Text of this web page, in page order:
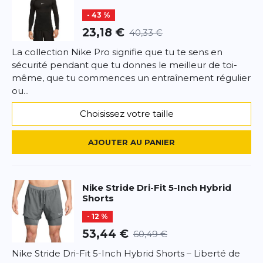
% élasthanne Tissu élastique : 75 % polyester/18 %
nylon/7 % élasthanne ; Lavage en machine Importé
Votre avis detaillé
Votre avis detaillé
*Champs requis
AJOUTER UN AVIS
Ce formulaire est protégé par reCAPTCHA –
- 43 %
23,18 € 40,33 €
La collection Nike Pro signifie que tu te sens en
sécurité pendant que tu donnes le meilleur de toi-
même, que tu commences un entraînement régulier
ou...
Choisissez votre taille
AJOUTER AU PANIER
Nike Stride Dri-Fit 5-Inch Hybrid
Shorts
- 12 %
53,44 € 60,49 €
Nike Stride Dri-Fit 5-Inch Hybrid Shorts – Liberté de